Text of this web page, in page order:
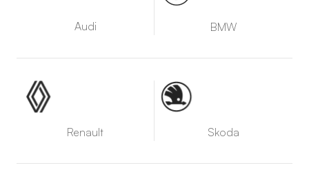
Audi BMW
Renault Skoda